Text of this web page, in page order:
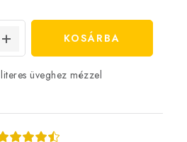
KOSÁRBA
üveghez mézzel